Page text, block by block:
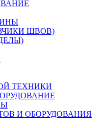
ШВОВ)
ТЕХНИКИ
И ОБОРУДОВАНИЯ